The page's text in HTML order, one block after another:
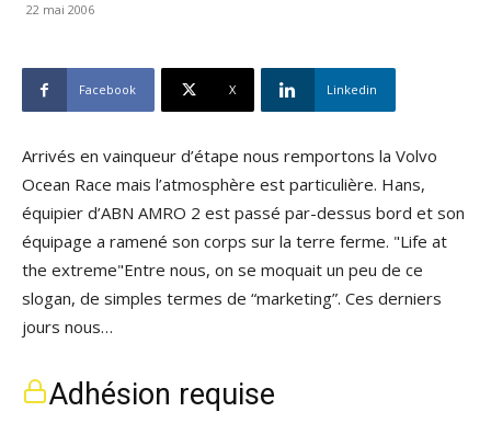
22 mai 2006
Facebook X Linkedin
Arrivés en vainqueur d’étape nous remportons la Volvo
Ocean Race mais l’atmosphère est particulière. Hans,
équipier d’ABN AMRO 2 est passé par-dessus bord et son
équipage a ramené son corps sur la terre ferme. "Life at
the extreme"Entre nous, on se moquait un peu de ce
slogan, de simples termes de “marketing”. Ces derniers
jours nous…
Adhésion requise